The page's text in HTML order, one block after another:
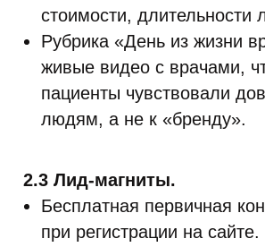
стоимости, длительности
Рубрика «День из жизни
живые видео с врачами,
пациенты чувствовали
людям, а не к «бренду».
2.3 Лид-магниты.
Бесплатная первичная
при регистрации на сайте.